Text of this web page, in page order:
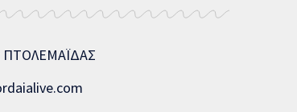
ΠΤΟΛΕΜΑΪΔΑΣ